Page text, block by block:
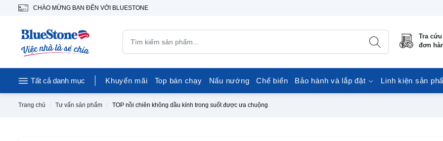
CHÀO MỪNG BẠN ĐẾN VỚI BLUESTONE
Tra cứu
đơn
Tất cả danh mục Khuyến mãi Top bán chạy Nấu nướng Chế biến Bảo hành và lắp đặt Linh kiện sản
Trang chủ Tư vấn sản phẩm TOP nồi chiên không dầu kính trong suốt được ưa chuộng